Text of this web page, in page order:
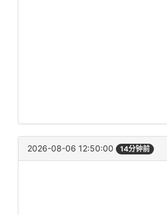
2026-08-06 12:50:00 14分钟前